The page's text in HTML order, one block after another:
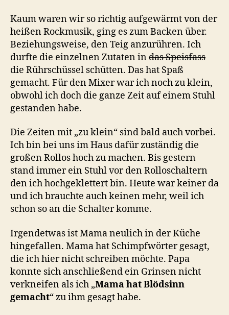
Kaum waren wir so richtig aufgewärmt von der
heißen Rockmusik, ging es zum Backen über.
Beziehungsweise, den Teig anzurühren. Ich
durfte die einzelnen Zutaten indas Speisfass
die Rührschüssel schütten. Das hat Spaß
gemacht. Für den Mixer war ich noch zu klein,
obwohl ich doch die ganze Zeit auf einem Stuhl
gestanden habe.
Die Zeiten mit „zu klein“ sind bald auch vorbei.
Ich bin bei uns im Haus dafür zuständig die
großen Rollos hoch zu machen. Bis gestern
stand immer ein Stuhl vor den Rolloschaltern
den ich hochgeklettert bin. Heute war keiner da
und ich brauchte auch keinen mehr, weil ich
schon so an die Schalter komme.
Irgendetwas ist Mama neulich in der Küche
hingefallen. Mama hat Schimpfwörter gesagt,
die ich hier nicht schreiben möchte. Papa
konnte sich anschließend ein Grinsen nicht
verkneifen als ich „Mama hat Blödsinn
gemacht“ zu ihm gesagt habe.